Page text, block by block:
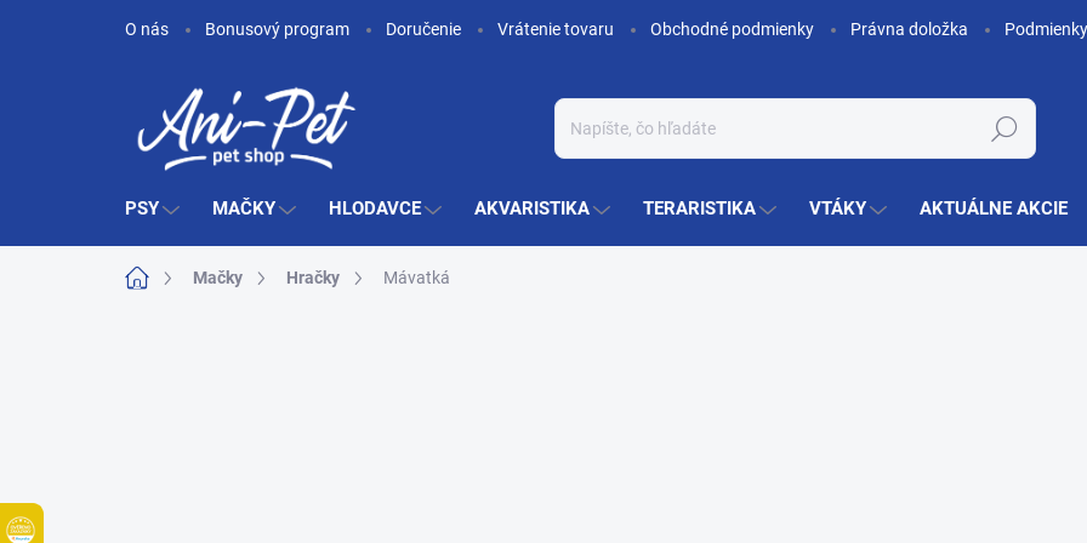
O nás Bonusový program Doručenie Vrátenie tovaru Obchodné podmienky Právna doložka
Hľadať
PSY MAČKY HLODAVCE AKVARISTIKA TERARISTIKA VTÁKY AKTUÁLNE AKCIE
DomovMačky Hračky Mávatká